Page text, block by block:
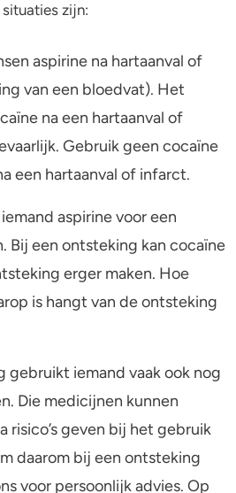
zijn:
aspirine na hartaanval of
van een bloedvat). Het
na een hartaanval of
Gebruik geen cocaïne
een hartaanval of infarct.
aspirine voor een
Bij een ontsteking kan cocaïne
erger maken. Hoe
is hangt van de ontsteking
gebruikt iemand vaak ook nog
Die medicijnen kunnen
risico’s geven bij het gebruik
daarom bij een ontsteking
voor persoonlijk advies. Op